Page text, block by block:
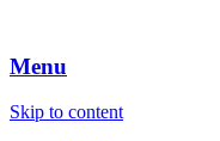
Menu
Skip to content